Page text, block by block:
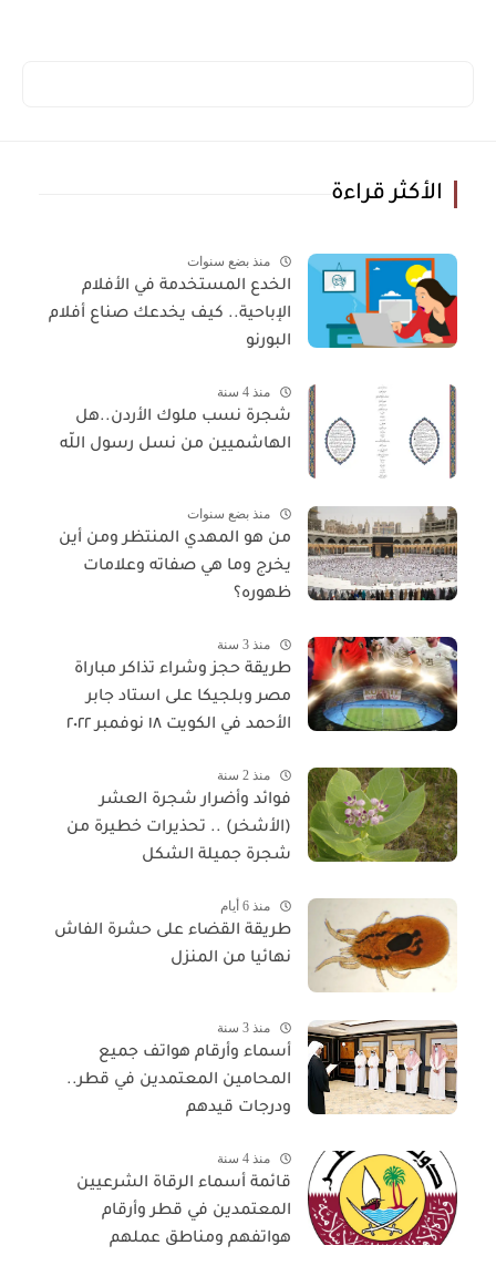
الأكثر قراءة
منذ بضع سنوات
الخدع المستخدمة في الأفلام
الإباحية.. كيف يخدعك صناع أفلام
البورنو
منذ 4 سنة
شجرة نسب ملوك الأردن..هل
الهاشميين من نسل رسول اللّه
منذ بضع سنوات
من هو المهدي المنتظر ومن أين
يخرج وما هي صفاته وعلامات
ظهوره؟
منذ 3 سنة
طريقة حجز وشراء تذاكر مباراة
مصر وبلجيكا على استاد جابر
الأحمد في الكويت ١٨ نوفمبر ٢٠٢٢
منذ 2 سنة
فوائد وأضرار شجرة العشر
(الأشخر) .. تحذيرات خطيرة من
شجرة جميلة الشكل
منذ 6 أيام
طريقة القضاء على حشرة الفاش
نهائيا من المنزل
منذ 3 سنة
أسماء وأرقام هواتف جميع
المحامين المعتمدين في قطر..
ودرجات قيدهم
منذ 4 سنة
قائمة أسماء الرقاة الشرعيين
المعتمدين في قطر وأرقام
هواتفهم ومناطق عملهم